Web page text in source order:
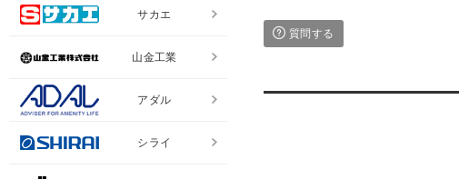
質問する
サカエ
山金工業
アダル
シライ